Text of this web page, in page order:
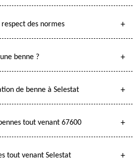
des normes
benne ?
de benne à Selestat
tout venant 67600
tout venant Selestat